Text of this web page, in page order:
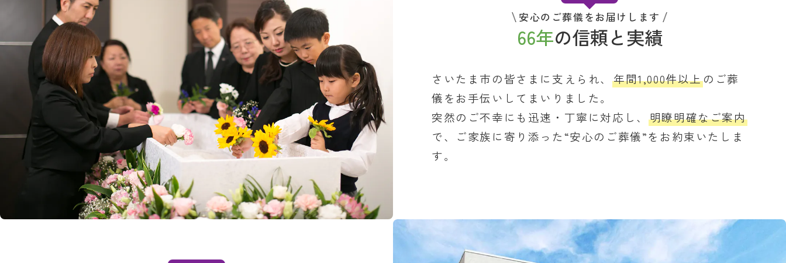
安心のご葬儀をお届けします
66年の信頼と実績
さいたま市の皆さまに支えられ、 年間1,000件以上のご葬
儀をお手伝いしてまいりました。
突然のご不幸にも迅速・丁寧に対応し、 明瞭明確なご案内
で、ご家族に寄り添った“安心のご葬儀”をお約束いたしま
す。